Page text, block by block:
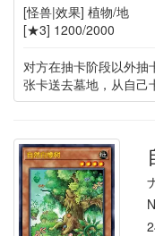
[怪兽|效果] 植物/地
[★3] 1200/2000
对方在抽卡阶段以外抽
张卡送去墓地，从自己